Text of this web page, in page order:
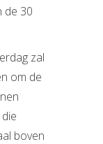
de 30
zal
om de
boven